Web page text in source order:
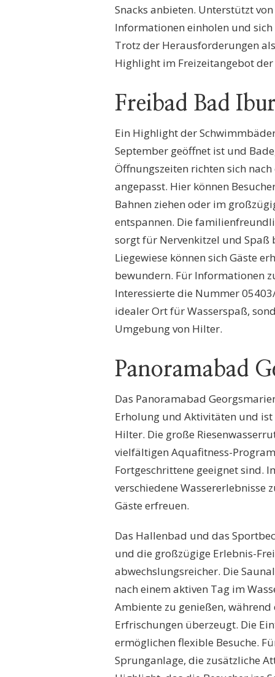
Snacks anbieten. Unterstützt
Informationen einholen und
Trotz der Herausforderungen
Highlight im Freizeitangebot der
Freibad Bad
Ein Highlight der
September geöffnet ist und
Öffnungszeiten richten sich
angepasst. Hier können
Bahnen ziehen oder im
entspannen. Die
sorgt für Nervenkitzel und Spaß
Liegewiese können sich Gäste
bewundern. Für Informationen
Interessierte die Nummer
idealer Ort für Wasserspaß,
Umgebung von Hilter.
Panoramabad
Das Panoramabad
Erholung und Aktivitäten und ist
Hilter. Die große
vielfältigen Aquafitness-
Fortgeschrittene geeignet sind.
verschiedene Wassererlebnisse
Gäste erfreuen.
Das Hallenbad und das
und die großzügige Erlebnis-
abwechslungsreicher. Die
nach einem aktiven Tag im
Ambiente zu genießen,
Erfrischungen überzeugt. Die
ermöglichen flexible Besuche.
Sprunganlage, die zusätzliche